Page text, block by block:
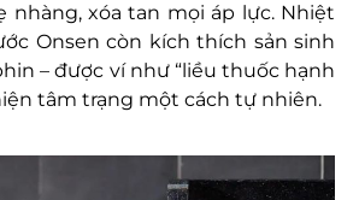
nhàng, xóa tan mọi áp lực. Nhiệt
Onsen còn kích thích sản sinh
– được ví như “liều thuốc hạnh
tâm trạng một cách tự nhiên.